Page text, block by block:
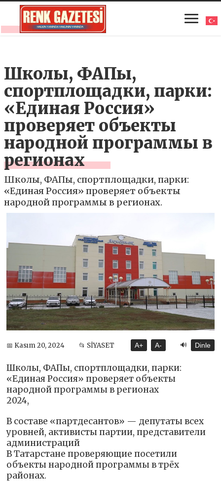
Школы, ФАПы,
спортплощадки, парки:
«Единая Россия»
проверяет объекты
народной программы в
регионах
Школы, ФАПы, спортплощадки, парки:
«Единая Россия» проверяет объекты
народной программы в регионах.
📅 Kasım 20, 2024 📂 SİYASET A+ A- 🔊 Dinle
Школы, ФАПы, спортплощадки, парки:
«Единая Россия» проверяет объекты
народной программы в регионах
2024,
В составе «партдесантов» — депутаты всех
уровней, активисты партии, представители
администраций
В Татарстане проверяющие посетили
объекты народной программы в трёх
районах.